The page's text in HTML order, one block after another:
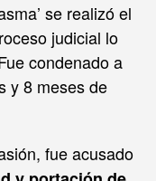
se realizó el
judicial lo
condenado a
y 8 meses de
fue acusado